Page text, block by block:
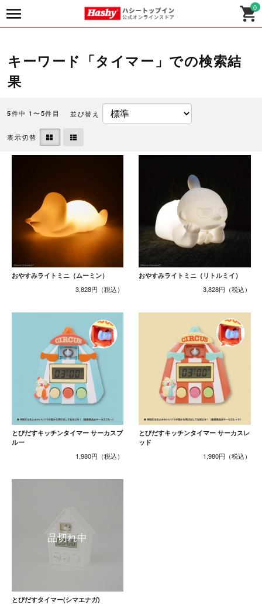
0
キーワード「タイマー」での検索結
果
5件中 1〜5件目 並び替え
表示切替
おやすみライトミニ（ムーミン）
3,828円
おやすみライトミニ（リトルミイ）
3,828円
とびだすキッチンタイマー サーカスブ
ルー
1,980円
とびだすキッチンタイマー サーカスレ
ッド
1,980円
とびだすタイマー(シマエナガ)